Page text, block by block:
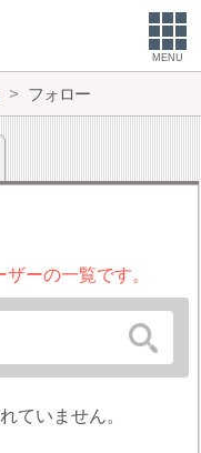
MENU
フォロー
ーの一覧です。
ていません。